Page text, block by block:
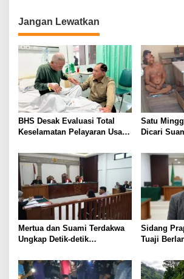
g
a
s
i
p
o
s
Jangan Lewatkan
BHS Desak Evaluasi Total
Keselamatan Pelayaran Usai
Sentosa 2
Satu
Dicari
Mertua dan Suami Terdakwa
Ungkap Detik-detik
Asep di Kertapati
Sidang
Tuaji